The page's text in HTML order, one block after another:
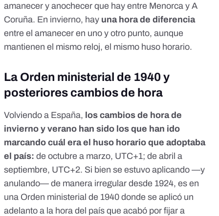
amanecer y anochecer que hay entre Menorca y A
Coruña. En invierno, hay una hora de diferencia
entre el amanecer en uno y otro punto, aunque
mantienen el mismo reloj, el mismo huso horario.
La Orden ministerial de 1940 y
posteriores cambios de hora
Volviendo a España, los cambios de hora de
invierno y verano han sido los que han ido
marcando cuál era el huso horario que adoptaba
el país: de octubre a marzo, UTC+1; de abril a
septiembre, UTC+2. Si bien se estuvo aplicando —y
anulando— de manera irregular desde 1924, es en
una Orden ministerial de 1940 donde se aplicó un
adelanto a la hora del país que acabó por fijar a